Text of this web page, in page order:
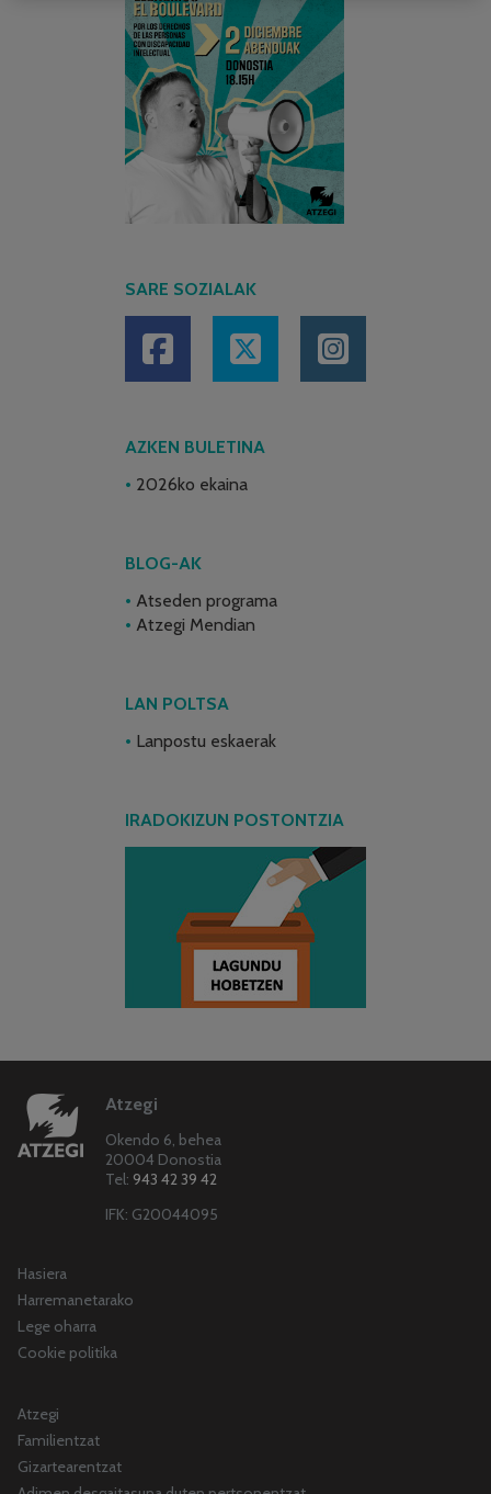
SARE SOZIALAK
AZKEN BULETINA
2026ko ekaina
BLOG-AK
Atseden programa
Atzegi Mendian
LAN POLTSA
Lanpostu eskaerak
IRADOKIZUN POSTONTZIA
Atzegi
Okendo 6, behea
20004 Donostia
Tel: 943 42 39 42
IFK: G20044095
Hasiera
Harremanetarako
Lege oharra
Cookie politika
Atzegi
Familientzat
Gizartearentzat